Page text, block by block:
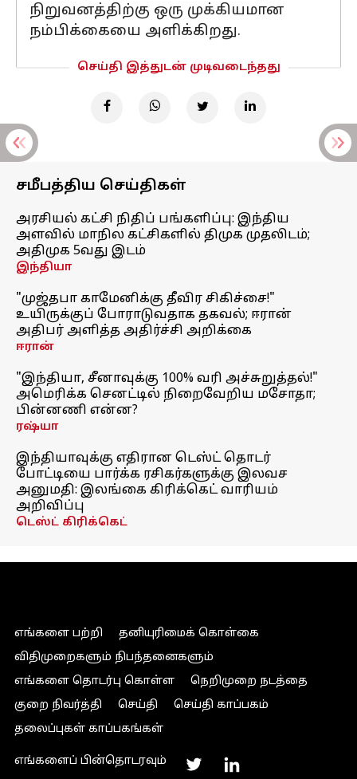
நிறுவனத்திற்கு ஒரு முக்கியமான
நம்பிக்கையை அளிக்கிறது.
செய்தி இத்துடன் முடிவடைந்தது
சமீபத்திய செய்திகள்
அரசியல் கட்சி நிதிப் பங்களிப்பு: இந்திய
அளவில் மாநில கட்சிகளில் திமுக முதலிடம்;
அதிமுக 5வது இடம்
இந்தியா
"முஜ்தபா காமேனிக்கு தீவிர சிகிச்சை!"
உயிருக்குப் போராடுவதாக தகவல்; ஈரான்
அதிபர் அளித்த அதிர்ச்சி அறிக்கை
ஈரான்
"இந்தியா, சீனாவுக்கு 100% வரி அச்சுறுத்தல்!"
அமெரிக்க செனட்டில் நிறைவேறிய மசோதா;
பின்னணி என்ன?
ரஷ்யா
இந்தியாவுக்கு எதிரான டெஸ்ட் தொடர்
போட்டியை பார்க்க ரசிகர்களுக்கு இலவச
அனுமதி: இலங்கை கிரிக்கெட் வாரியம்
அறிவிப்பு
டெஸ்ட் கிரிக்கெட்
எங்களை பற்றி
தனியுரிமைக் கொள்கை
விதிமுறைகளும் நிபந்தனைகளும்
எங்களை தொடர்பு கொள்ள
நெறிமுறை நடத்தை
குறை நிவர்த்தி
செய்தி
செய்தி காப்பகம்
தலைப்புகள் காப்பகங்கள்
எங்களைப் பின்தொடரவும்